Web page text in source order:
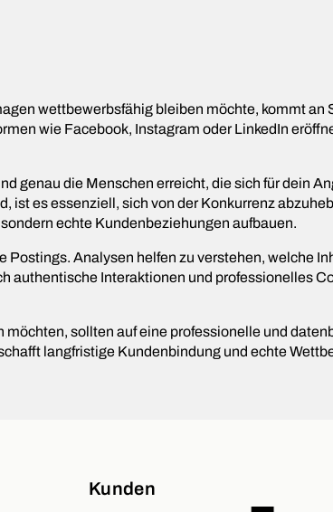
wettbewerbsfähig bleiben möchte, kommt
wie Facebook, Instagram oder LinkedIn
genau die Menschen erreicht, die sich für dein
ist es essenziell, sich von der Konkurrenz
echte Kundenbeziehungen aufbauen.
Analysen helfen zu verstehen, welche
authentische Interaktionen und professionelles
sollten auf eine professionelle und
langfristige Kundenbindung und echte
Kunden